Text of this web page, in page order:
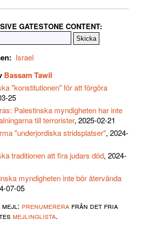
GATESTONE CONTENT:
Israel
Bassam Tawil
"konstitutionen" för att förgöra
25
Palestinska myndigheten har inte
till terrorister, 2025-02-21
"underjordiska stridsplatser", 2024-
traditionen att fira judars död, 2024-
myndigheten inte bör återvända
07-05
mejl: prenumerera från det fria
mejlinglista.